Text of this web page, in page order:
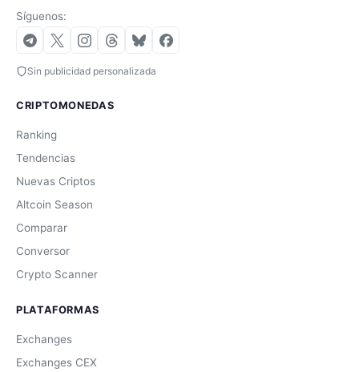
Síguenos:
Sin publicidad personalizada
CRIPTOMONEDAS
Ranking
Tendencias
Nuevas Criptos
Altcoin Season
Comparar
Conversor
Crypto Scanner
PLATAFORMAS
Exchanges
Exchanges CEX